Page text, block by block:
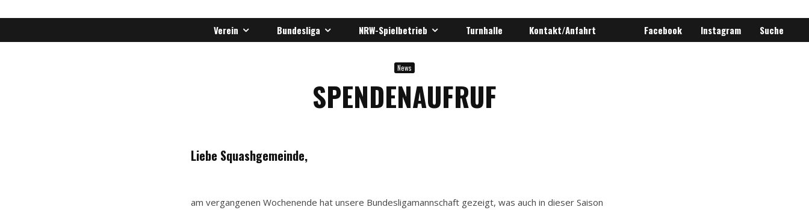
Verein Bundesliga NRW-Spielbetrieb Turnhalle Kontakt/Anfahrt Facebook Instagram Suche
News
SPENDENAUFRUF
Liebe Squashgemeinde,
am vergangenen Wochenende hat unsere Bundesligamannschaft gezeigt, was auch in dieser Saison